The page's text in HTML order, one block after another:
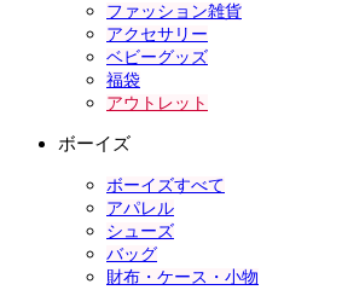
ファッション雑貨
アクセサリー
ベビーグッズ
福袋
アウトレット
ボーイズ
ボーイズすべて
アパレル
シューズ
バッグ
財布・ケース・小物